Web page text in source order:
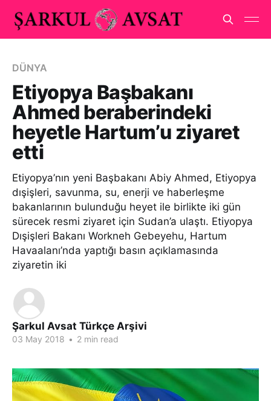
DÜNYA
Etiyopya Başbakanı
Ahmed beraberindeki
heyetle Hartum’u ziyaret
etti
Etiyopya’nın yeni Başbakanı Abiy Ahmed, Etiyopya
dışişleri, savunma, su, enerji ve haberleşme
bakanlarının bulunduğu heyet ile birlikte iki gün
sürecek resmi ziyaret için Sudan’a ulaştı. Etiyopya
Dışişleri Bakanı Workneh Gebeyehu, Hartum
Havaalanı’nda yaptığı basın açıklamasında
ziyaretin iki
Şarkul Avsat Türkçe Arşivi
03 May 2018 • 2 min read